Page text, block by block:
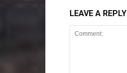
LEAVE A REPLY